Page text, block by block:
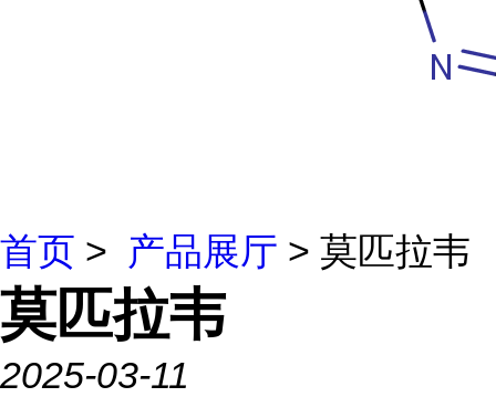
首页 > 产品展厅 > 莫匹拉韦
莫匹拉韦
2025-03-11